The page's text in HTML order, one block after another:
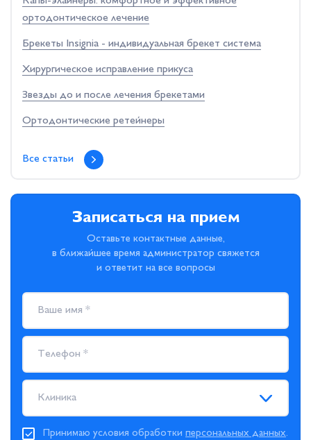
ортодонтическое лечение
Брекеты Insignia - индивидуальная брекет система
Хирургическое исправление прикуса
Звезды до и после лечения брекетами
Ортодонтические ретейнеры
Все статьи
Записаться на прием
Оставьте контактные данные,
в ближайшее время администратор свяжется
и ответит на все вопросы
Клиника
Принимаю условия обработки персональных данных.